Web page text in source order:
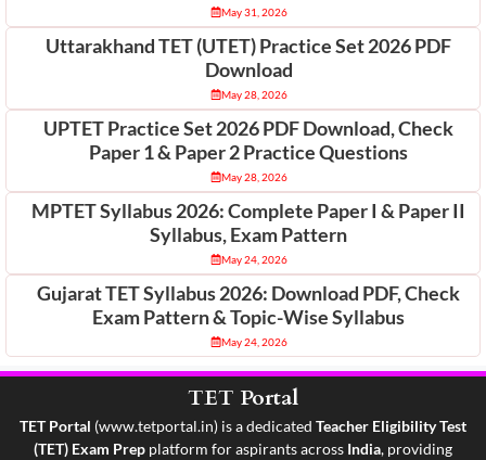
May 31, 2026
Uttarakhand TET (UTET) Practice Set 2026 PDF
Download
May 28, 2026
UPTET Practice Set 2026 PDF Download, Check
Paper 1 & Paper 2 Practice Questions
May 28, 2026
MPTET Syllabus 2026: Complete Paper I & Paper II
Syllabus, Exam Pattern
May 24, 2026
Gujarat TET Syllabus 2026: Download PDF, Check
Exam Pattern & Topic-Wise Syllabus
May 24, 2026
TET Portal
TET Portal (www.tetportal.in) is a dedicated Teacher Eligibility Test
(TET) Exam Prep platform for aspirants across India, providing